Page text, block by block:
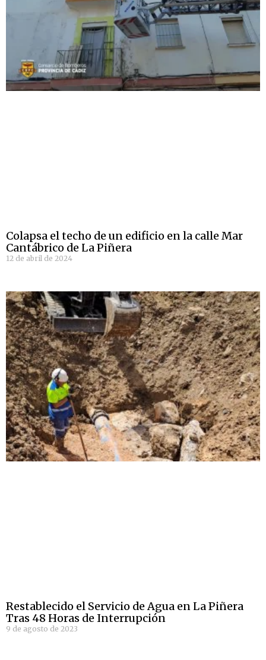
Colapsa el techo de un edificio en la calle Mar
Cantábrico de La Piñera
12 de abril de 2024
Restablecido el Servicio de Agua en La Piñera
Tras 48 Horas de Interrupción
9 de agosto de 2023